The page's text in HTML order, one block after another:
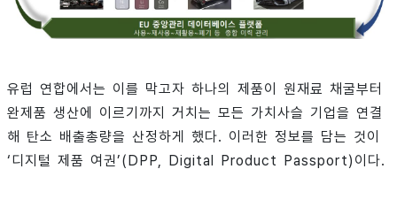
유럽 연합에서는 이를 막고자 하나의 제품이 원재료 채굴부터
완제품 생산에 이르기까지 거치는 모든 가치사슬 기업을 연결
해 탄소 배출총량을 산정하게 했다. 이러한 정보를 담는 것이
‘디지털 제품 여권’(DPP, Digital Product Passport)이다.